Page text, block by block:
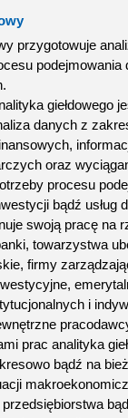
przygotowuje
podejmowania
giełdowego
danych z
oraz
procesu
bądź usług
swoją pracę na
towarzystwa
firmy
i
prac analityka
bądź na